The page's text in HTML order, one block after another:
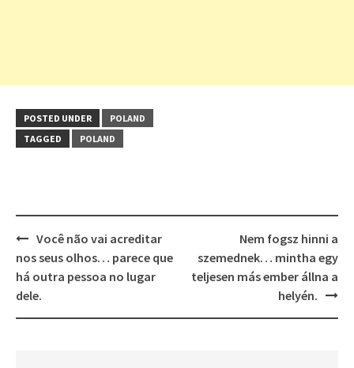
POSTED UNDER
POLAND
TAGGED
POLAND
Post
navigation
Você não vai acreditar
nos seus olhos… parece que
há outra pessoa no lugar
dele.
Nem fogsz hinni a
szemednek… mintha egy
teljesen más ember állna a
helyén.